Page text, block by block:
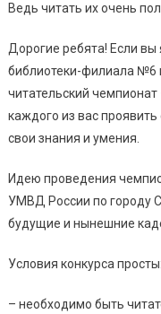
Ведь читать их очень
Дорогие ребята! Если вы
библиотеки-филиала
читательский
каждого из вас проявить
свои знания и умения.
Идею проведения
УМВД России по городу
будущие и нынешние
Условия конкурса просты:
– необходимо быть